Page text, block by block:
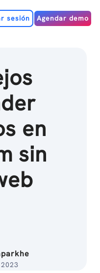
sesión Agendar demo
en
sin